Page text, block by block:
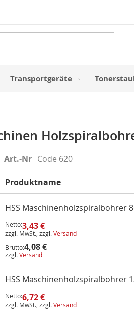
Transportgeräte
Art.-Nr Code 620
Produktname
HSS Maschinenholzspiralbohrer
Netto:3,43 €
zzgl. MwSt., zzgl.Versand
Brutto:4,08 €
zzgl.Versand
HSS Maschinenholzspiralbohrer
Netto:6,72 €
zzgl. MwSt., zzgl.Versand